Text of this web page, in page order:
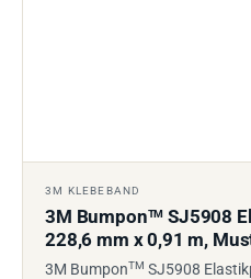
3M KLEBEBAND
3M BumponTM SJ5908
228,6 mm x 0,91 m,
3M BumponTM SJ5908